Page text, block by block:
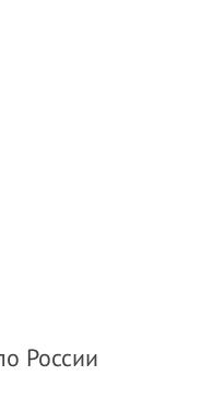
России